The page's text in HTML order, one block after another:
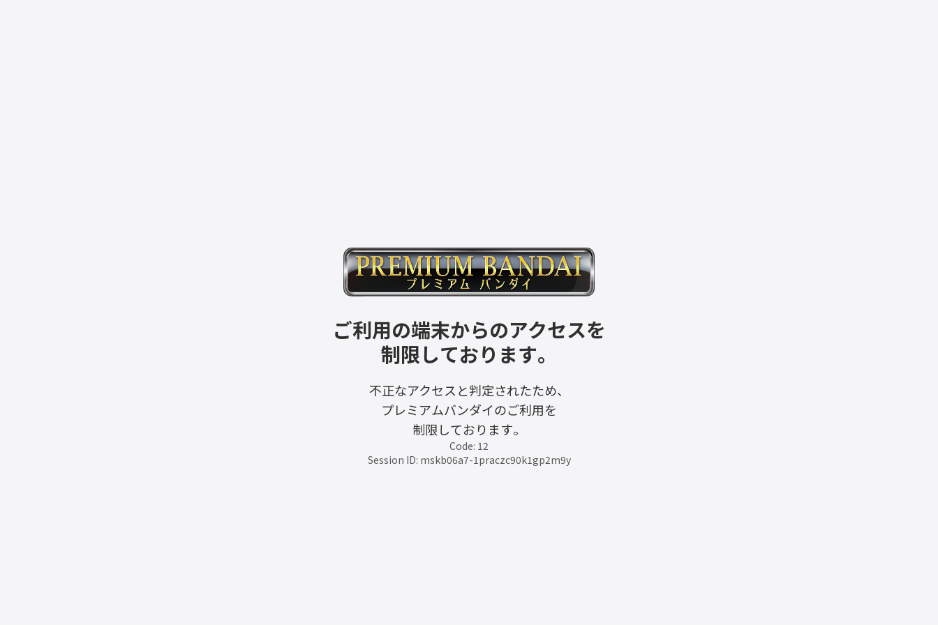
ご利用の端末からのアクセスを
制限しております。
不正なアクセスと判定されたため、
プレミアムバンダイのご利用を
制限しております。
Code: 12
Session ID: mskb06a7-1praczc90k1gp2m9y